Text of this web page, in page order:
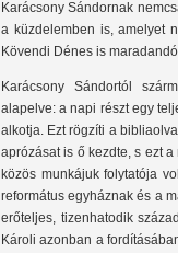
Karácsony Sándornak
a küzdelemben is, amelyet
Kövendi Dénes is
Karácsony Sándortól
alapelve: a napi részt egy
alkotja. Ezt rögzíti a
aprózásat is ő kezdte, s ezt
közös munkájuk folytatója
református egyháznak és a
erőteljes, tizenhatodik
Károli azonban a